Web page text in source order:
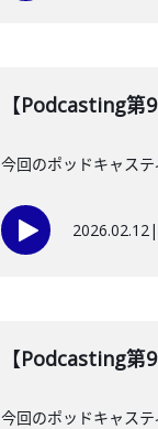
【Podcasting第
今回のポッドキャス
2026.02.12|
【Podcasting第
今回のポッドキャス